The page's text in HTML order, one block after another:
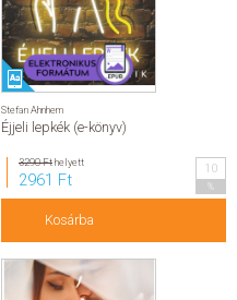
Stefan Ahnhem
Éjjeli lepkék (e-könyv)
3290 Fthelyett
2961 Ft
10
Kosárba